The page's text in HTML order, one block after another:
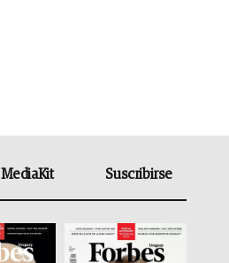
MediaKit Suscribirse